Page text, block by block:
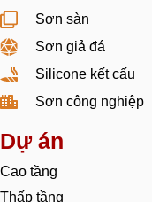
Sơn sàn
Sơn giả đá
Silicone kết cấu
Sơn công nghiệp
Dự án
Cao tầng
Thấp tầng